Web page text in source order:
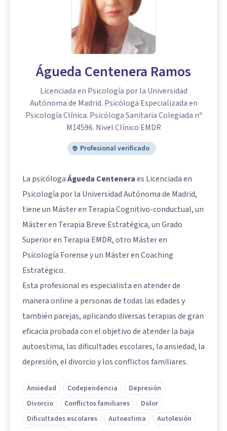
Águeda Centenera Ramos
Licenciada en Psicología por la Universidad
Autónoma de Madrid. Psicóloga Especializada en
Psicología Clínica. Psicóloga Sanitaria Colegiada nº
M14596. Nivel Clínico EMDR
Profesional verificado
La psicólogaÁgueda Centeneraes Licenciada en
Psicología por la Universidad Autónoma de Madrid,
tiene un Máster en Terapia Cognitivo-conductual, un
Máster en Terapia Breve Estratégica, un Grado
Superior en Terapia EMDR, otro Máster en
Psicología Forense y un Máster en Coaching
Estratégico.
Esta profesional es especialista en atender de
manera online a personas de todas las edades y
también parejas, aplicando diversas terapias de gran
eficacia probada con el objetivo de atender la baja
autoestima, las dificultades escolares, la ansiedad, la
depresión, el divorcio y los conflictos familiares.
Ansiedad Codependencia
Depresión
Divorcio
Conflictos familiares
Dolor
Dificultades escolares
Autoestima
Autolesión